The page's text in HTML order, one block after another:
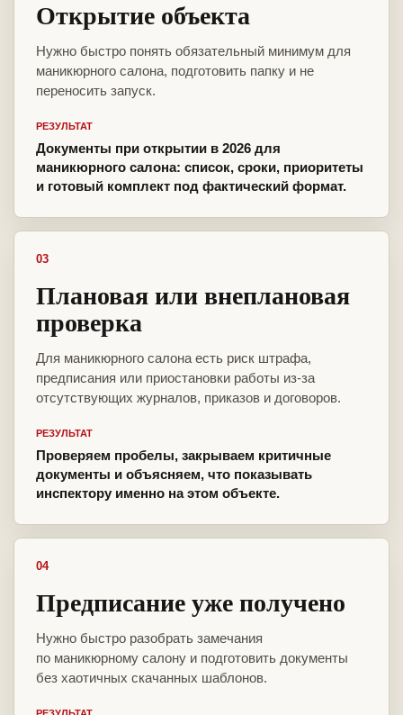
Открытие объекта
Нужно быстро понять обязательный минимум для
маникюрного салона, подготовить папку и не
переносить запуск.
РЕЗУЛЬТАТ
Документы при открытии в 2026 для
маникюрного салона: список, сроки, приоритеты
и готовый комплект под фактический формат.
03
Плановая или внеплановая
проверка
Для маникюрного салона есть риск штрафа,
предписания или приостановки работы из-за
отсутствующих журналов, приказов и договоров.
РЕЗУЛЬТАТ
Проверяем пробелы, закрываем критичные
документы и объясняем, что показывать
инспектору именно на этом объекте.
04
Предписание уже получено
Нужно быстро разобрать замечания
по маникюрному салону и подготовить документы
без хаотичных скачанных шаблонов.